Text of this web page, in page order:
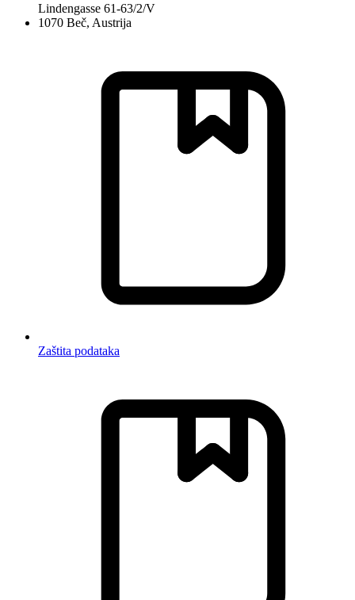
Lindengasse 61-63/2/V
1070 Beč, Austrija
Zaštita podataka